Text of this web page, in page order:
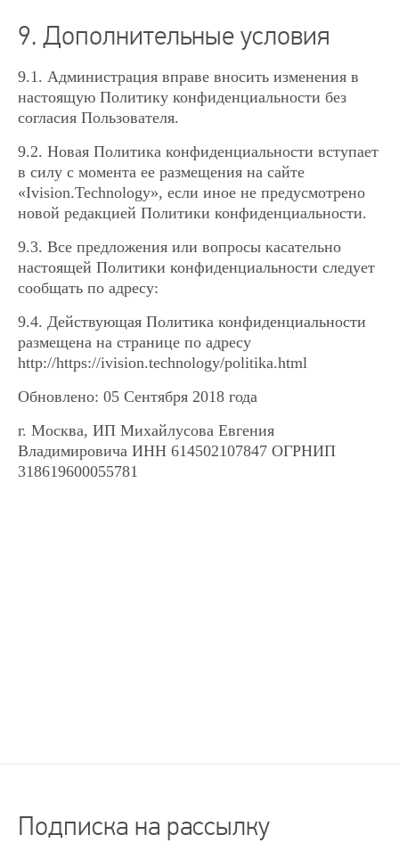
9. Дополнительные условия
9.1. Администрация вправе вносить изменения в
настоящую Политику конфиденциальности без
согласия Пользователя.
9.2. Новая Политика конфиденциальности вступает
в силу с момента ее размещения на сайте
«Ivision.Technology», если иное не предусмотрено
новой редакцией Политики конфиденциальности.
9.3. Все предложения или вопросы касательно
настоящей Политики конфиденциальности следует
сообщать по адресу:
9.4. Действующая Политика конфиденциальности
размещена на странице по адресу
http://https://ivision.technology/politika.html
Обновлено: 05 Сентября 2018 года
г. Москва, ИП Михайлусова Евгения
Владимировича ИНН 614502107847 ОГРНИП
318619600055781
Подписка на рассылку